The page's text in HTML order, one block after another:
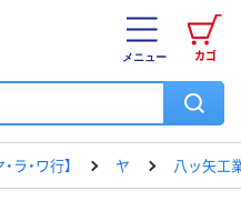
カゴ
メニュー
ラ・ワ行】 ヤ 八ッ矢工